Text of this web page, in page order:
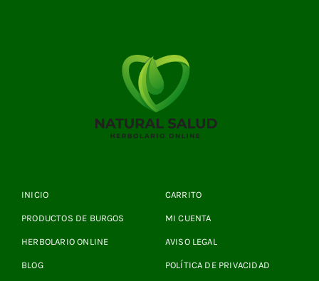
INICIO
PRODUCTOS DE BURGOS
HERBOLARIO ONLINE
BLOG
CARRITO
MI CUENTA
AVISO LEGAL
POLÍTICA DE PRIVACIDAD